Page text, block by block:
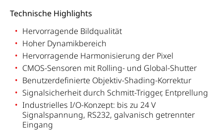
Technische Highlights
Hervorragende Bildqualität
Hoher Dynamikbereich
Hervorragende Harmonisierung der Pixel
CMOS-Sensoren mit Rolling- und Global-Shutter
Benutzerdefinierte Objektiv-Shading-Korrektur
Signalsicherheit durch Schmitt-Trigger, Entprellung
Industrielles I/O-Konzept: bis zu 24 V
Signalspannung, RS232, galvanisch getrennter
Eingang